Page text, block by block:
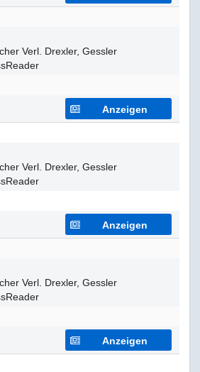
Verl. Drexler, Gessler
Anzeigen
Verl. Drexler, Gessler
Anzeigen
Verl. Drexler, Gessler
Anzeigen